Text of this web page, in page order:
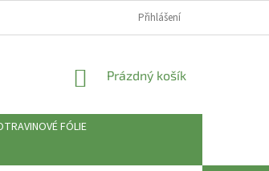
ÚDAJI (GDPR) Přihlášení
NÁKUPNÍ
Prázdný košík
FÓLIE